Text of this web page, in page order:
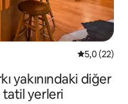
5 üzerinden
5,0 (22)
yakınındaki diğer
tatil yerleri